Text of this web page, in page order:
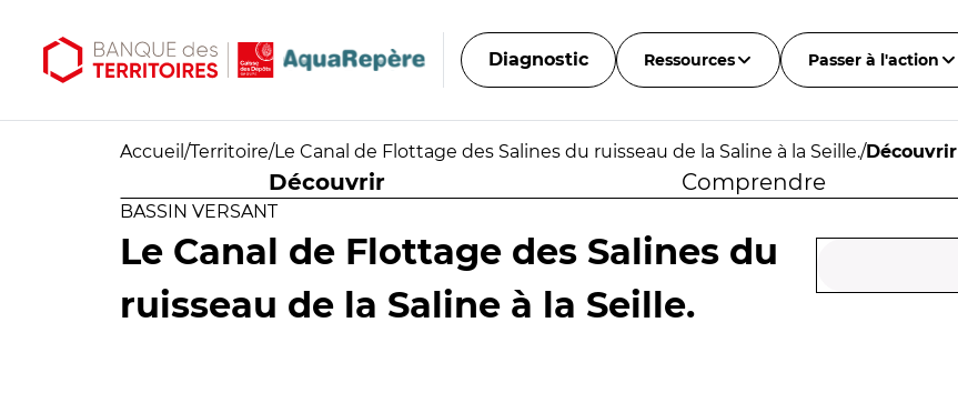
Diagnostic Ressources Passer à l'action
Accueil /Territoire/Le Canal de Flottage des Salines du ruisseau de la Saline à la Seille./Découvrir
Découvrir Comprendre
BASSIN VERSANT
Le Canal de Flottage des Salines du
ruisseau de la Saline à la Seille.